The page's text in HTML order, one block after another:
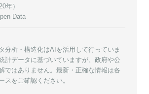
年）
Data
分析・構造化はAIを活用して行っていま
計データに基づいていますが、政府や公
ではありません。最新・正確な情報は各
スをご確認ください。